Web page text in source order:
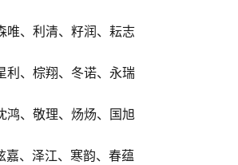
唯、利清、籽润、耘志
利、棕翔、冬诺、永瑞
鸿、敬理、炀炀、国旭
嘉、泽江、寒韵、春蕴